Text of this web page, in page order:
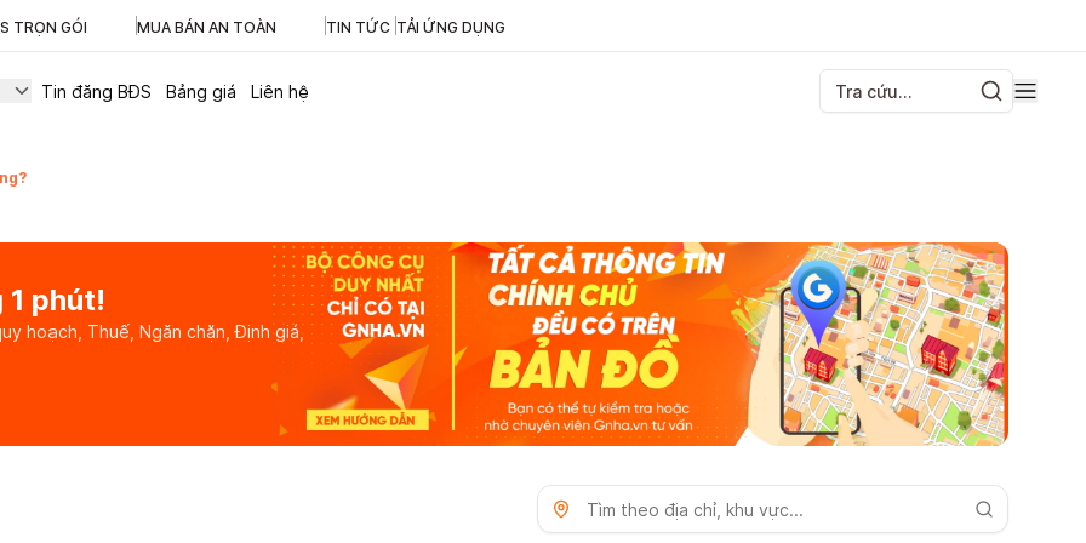
TRỌN GÓI MUA BÁN AN TOÀN TIN TỨC TẢI ỨNG DỤNG
Tin đăng BĐS Bảng giá Liên hệ
phút!
hoạch, Thuế, Ngăn chặn, Định giá,